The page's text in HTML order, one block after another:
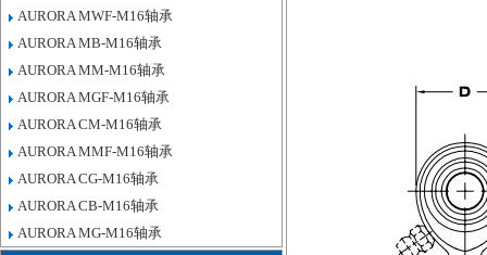
AURORA MWF-M16轴承
AURORA MB-M16轴承
AURORA MM-M16轴承
AURORA MGF-M16轴承
AURORA CM-M16轴承
AURORA MMF-M16轴承
AURORA CG-M16轴承
AURORA CB-M16轴承
AURORA MG-M16轴承